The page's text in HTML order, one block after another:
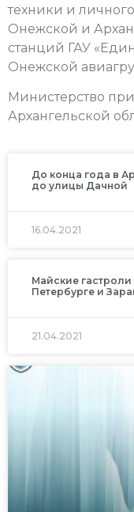
техники и
Онежской и
станций ГАУ
Онежской
Министерство
Архангельской
До конца года в
до улицы Дачной
16.04.2021
Майские
Петербурге и
21.04.2021